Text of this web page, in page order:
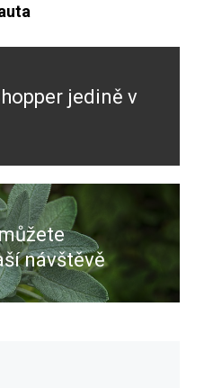
jedině v
návštěvě